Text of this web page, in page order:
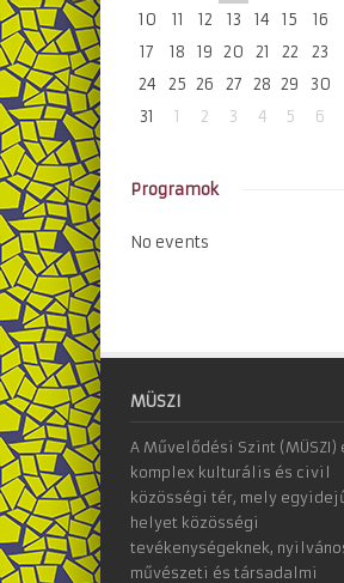
10
11 12 13 14 15
16
17
18 19 20 21 22
23
24
25 26 27 28 29
30
31
1 2 3 4 5 6
Programok
No events
MÜSZI
A Művelődési Szint (MÜSZI)
komplex kulturális és civil
közösségi tér, mely
helyet közösségi
tevékenységeknek,
művészeti és társadalmi